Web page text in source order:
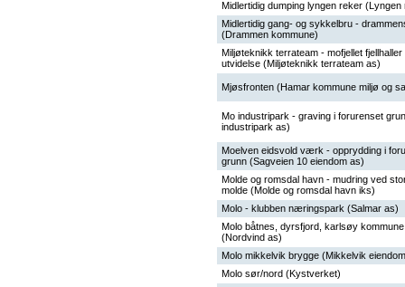
Midlertidig dumping lyngen reker
Midlertidig gang- og sykkelbru -
(Drammen kommune)
Miljøteknikk terrateam - mofjellet fjellhaller
utvidelse (Miljøteknikk terrateam as)
Mjøsfronten (Hamar kommune miljø og
Mo industripark - graving i forurenset
industripark as)
Moelven eidsvold værk - opprydding i
grunn (Sagveien 10 eiendom as)
Molde og romsdal havn - mudring ved
molde (Molde og romsdal havn iks)
Molo - klubben næringspark (Salmar as)
Molo båtnes, dyrsfjord, karlsøy kommune
(Nordvind as)
Molo mikkelvik brygge (Mikkelvik
Molo sør/nord (Kystverket)